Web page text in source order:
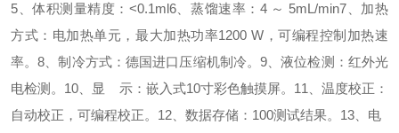
5、体积测量精度：<0.1ml6、蒸馏速率：4 ～ 5mL/min7、加热
方式：电加热单元，最大加热功率1200 W，可编程控制加热速
率。8、制冷方式：德国进口压缩机制冷。9、液位检测：红外光
电检测。 10、显 示：嵌入式10寸彩色触摸屏。 11、温度校正：
自动校正，可编程校正。 12、数据存储：100测试结果。 13、电